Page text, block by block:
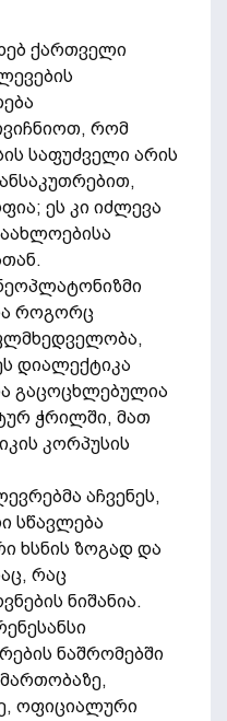
ქართველი
რომ
საფუძველი არის
ეს კი იძლევა
როგორც
დიალექტიკა
გაცოცხლებულია
ჭრილში, მათ
კორპუსის
აჩვენეს,
სწავლება
ხსნის ზოგად და
რაც
ნიშანია.
ნაშრომებში
ოფიციალური